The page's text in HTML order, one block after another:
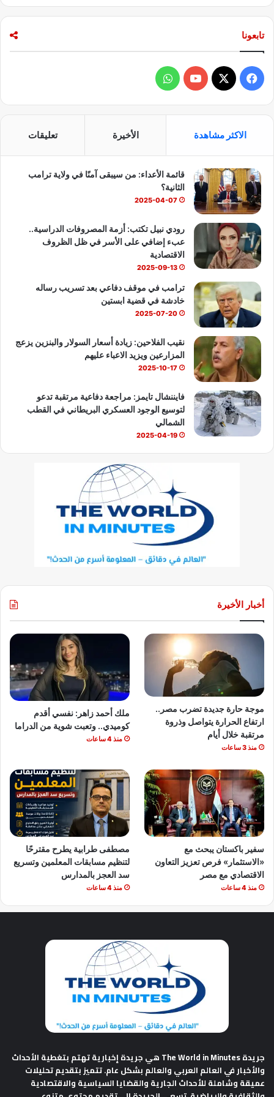
تابعونا
ي
و
ك
X
Y
T
u
e
ا
ا
ب
الاكثر مشاهدة الأخيرة تعليقات
قائمة الأعداء: من سيبقى آمنًا في ولاية ترامب
الثانية؟
2025-04-07
رودي نبيل تكتب: أزمة المصروفات الدراسية..
عبء إضافي على الأسر في ظل الظروف
الاقتصادية
2025-09-13
ترامب في موقف دفاعي بعد تسريب رساله
خادشة في قضية ابستين
2025-07-20
نقيب الفلاحين: زيادة أسعار السولار والبنزين يزعج
المزارعين ويزيد الاعباء عليهم
2025-10-17
فايننشال تايمز: مراجعة دفاعية مرتقبة تدعو
لتوسيع الوجود العسكري البريطاني في القطب
الشمالي
2025-04-19
أخبار الأخيرة
موجة حارة جديدة تضرب مصر..
ارتفاع الحرارة يتواصل وذروة
مرتقبة خلال أيام
منذ 3 ساعات
ملك أحمد زاهر: نفسي أقدم
كوميدي.. وتعبت شوية من الدراما
منذ 4 ساعات
سفير باكستان يبحث مع
«الاستثمار» فرص تعزيز التعاون
الاقتصادي مع مصر
منذ 4 ساعات
مصطفى طرابية يطرح مقترحًا
لتنظيم مسابقات المعلمين وتسريع
سد العجز بالمدارس
منذ 4 ساعات
جريدة The World in Minutes
هي جريدة إخبارية تهتم بتغطية الأحداث
والأخبار في العالم العربي والعالم بشكل عام. تتميز بتقديم تحليلات
عميقة وشاملة للأحداث الجارية والقضايا السياسية والاقتصادية